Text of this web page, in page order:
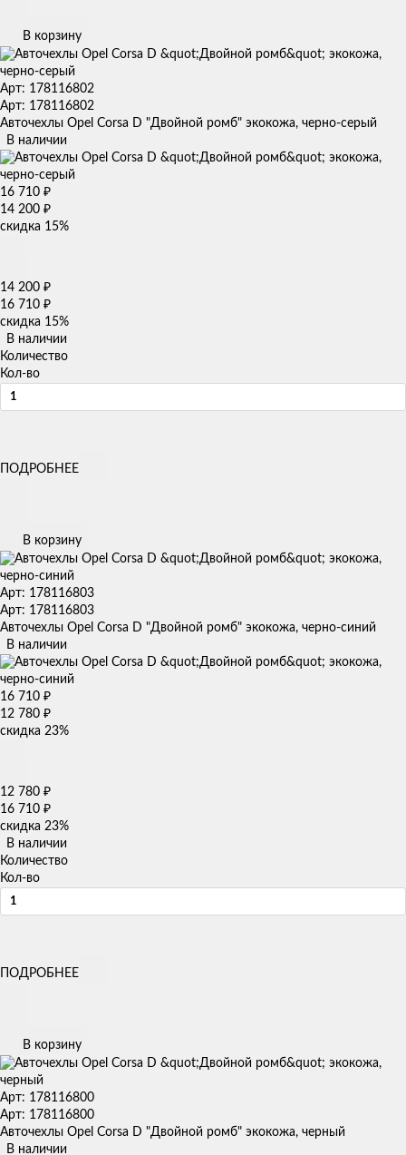
В корзину
Арт: 178116802
Арт: 178116802
Авточехлы Opel Corsa D "Двойной ромб" экокожа, черно-серый
В наличии
16 710 ₽
14 200 ₽
скидка 15%
14 200 ₽
16 710 ₽
скидка 15%
В наличии
Количество
Кол-во
ПОДРОБНЕЕ
В корзину
Арт: 178116803
Арт: 178116803
Авточехлы Opel Corsa D "Двойной ромб" экокожа, черно-синий
В наличии
16 710 ₽
12 780 ₽
скидка 23%
12 780 ₽
16 710 ₽
скидка 23%
В наличии
Количество
Кол-во
ПОДРОБНЕЕ
В корзину
Арт: 178116800
Арт: 178116800
Авточехлы Opel Corsa D "Двойной ромб" экокожа, черный
В наличии